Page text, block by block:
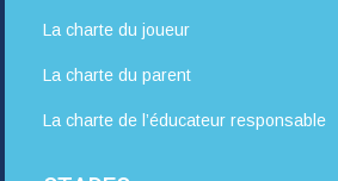
La charte du joueur
La charte du parent
La charte de l’éducateur responsable